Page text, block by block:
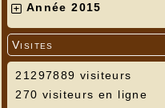
Année 2015
Visites
21297889 visiteurs
270 visiteurs en ligne